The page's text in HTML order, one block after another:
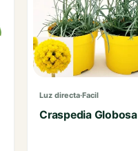
Luz directa·Facil
Craspedia Globosa